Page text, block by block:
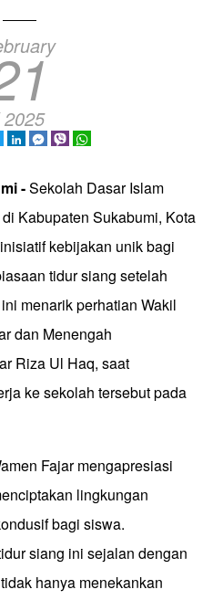
-Sekolah Dasar Islam
Kabupaten Sukabumi, Kota
kebijakan unik bagi
tidur siang setelah
menarik perhatian Wakil
dan Menengah
Riza Ul Haq, saat
ke sekolah tersebut pada
Fajar mengapresiasi
lingkungan
bagi siswa.
siang ini sejalan dengan
hanya menekankan